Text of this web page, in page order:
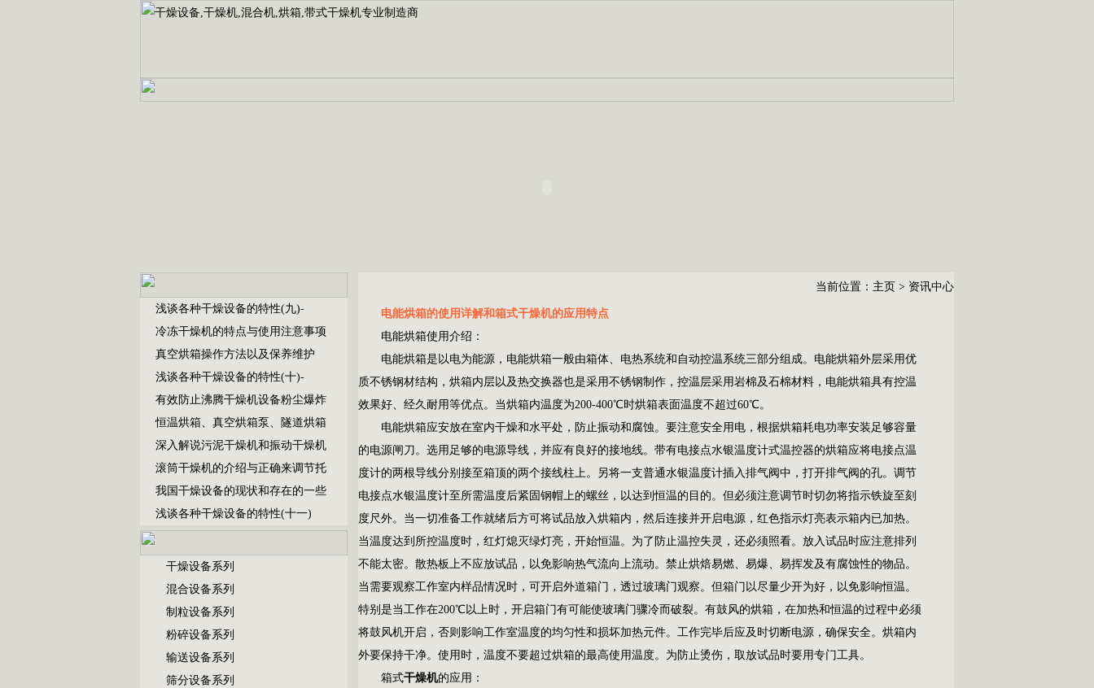
浅谈各种干燥设备的特性(九)-
冷冻干燥机的特点与使用注意事项
真空烘箱操作方法以及保养维护
浅谈各种干燥设备的特性(十)-
有效防止沸腾干燥机设备粉尘爆炸
恒温烘箱、真空烘箱泵、隧道烘箱
深入解说污泥干燥机和振动干燥机
滚筒干燥机的介绍与正确来调节托
我国干燥设备的现状和存在的一些
浅谈各种干燥设备的特性(十一)
干燥设备系列
混合设备系列
制粒设备系列
粉碎设备系列
输送设备系列
筛分设备系列
当前位置： 主页 > 资讯中心
电能烘箱的使用详解和箱式干燥机的应用特点
电能烘箱使用介绍：
电能烘箱是以电为能源，电能烘箱一般由箱体、电热系统和自动控温系统三部分组成。电能烘箱外层采用优
质不锈钢材结构，烘箱内层以及热交换器也是采用不锈钢制作，控温层采用岩棉及石棉材料，电能烘箱具有控温
效果好、经久耐用等优点。当烘箱内温度为200-400℃时烘箱表面温度不超过60℃。
电能烘箱应安放在室内干燥和水平处，防止振动和腐蚀。要注意安全用电，根据烘箱耗电功率安装足够容量
的电源闸刀。选用足够的电源导线，并应有良好的接地线。带有电接点水银温度计式温控器的烘箱应将电接点温
度计的两根导线分别接至箱顶的两个接线柱上。另将一支普通水银温度计插入排气阀中，打开排气阀的孔。调节
电接点水银温度计至所需温度后紧固钢帽上的螺丝，以达到恒温的目的。但必须注意调节时切勿将指示铁旋至刻
度尺外。当一切准备工作就绪后方可将试品放入烘箱内，然后连接并开启电源，红色指示灯亮表示箱内已加热。
当温度达到所控温度时，红灯熄灭绿灯亮，开始恒温。为了防止温控失灵，还必须照看。放入试品时应注意排列
不能太密。散热板上不应放试品，以免影响热气流向上流动。禁止烘焙易燃、易爆、易挥发及有腐蚀性的物品。
当需要观察工作室内样品情况时，可开启外道箱门，透过玻璃门观察。但箱门以尽量少开为好，以免影响恒温。
特别是当工作在200℃以上时，开启箱门有可能使玻璃门骤冷而破裂。有鼓风的烘箱，在加热和恒温的过程中必须
将鼓风机开启，否则影响工作室温度的均匀性和损坏加热元件。工作完毕后应及时切断电源，确保安全。烘箱内
外要保持干净。使用时，温度不要超过烘箱的最高使用温度。为防止烫伤，取放试品时要用专门工具。
箱式干燥机的应用：